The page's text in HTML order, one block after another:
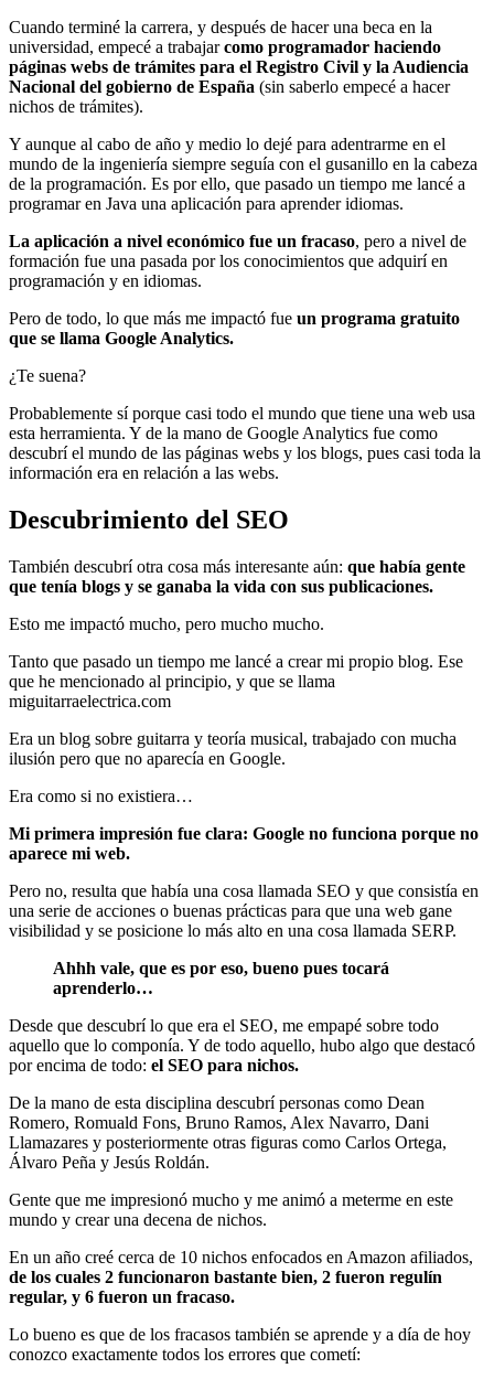
Cuando terminé la carrera, y después de hacer una beca en la
universidad, empecé a trabajarcomo programador haciendo
páginas webs de trámites para el Registro Civil y la Audiencia
Nacional del gobierno de España (sin saberlo empecé a hacer
nichos de trámites).
Y aunque al cabo de año y medio lo dejé para adentrarme en el
mundo de la ingeniería siempre seguía con el gusanillo en la cabeza
de la programación. Es por ello, que pasado un tiempo me lancé a
programar en Java una aplicación para aprender idiomas.
La aplicación a nivel económico fue un fracaso, pero a nivel de
formación fue una pasada por los conocimientos que adquirí en
programación y en idiomas.
Pero de todo, lo que más me impactó fue un programa gratuito
que se llama Google Analytics.
¿Te suena?
Probablemente sí porque casi todo el mundo que tiene una web usa
esta herramienta. Y de la mano de Google Analytics fue como
descubrí el mundo de las páginas webs y los blogs, pues casi toda la
información era en relación a las webs.
Descubrimiento del SEO
También descubrí otra cosa más interesante aún: que había gente
que tenía blogs y se ganaba la vida con sus publicaciones.
Esto me impactó mucho, pero mucho mucho.
Tanto que pasado un tiempo me lancé a crear mi propio blog. Ese
que he mencionado al principio, y que se llama
miguitarraelectrica.com
Era un blog sobre guitarra y teoría musical, trabajado con mucha
ilusión pero que no aparecía en Google.
Era como si no existiera…
Mi primera impresión fue clara: Google no funciona porque no
aparece mi web.
Pero no, resulta que había una cosa llamada SEO y que consistía en
una serie de acciones o buenas prácticas para que una web gane
visibilidad y se posicione lo más alto en una cosa llamada SERP.
Ahhh vale, que es por eso, bueno pues tocará
aprenderlo…
Desde que descubrí lo que era el SEO, me empapé sobre todo
aquello que lo componía. Y de todo aquello, hubo algo que destacó
por encima de todo: el SEO para nichos.
De la mano de esta disciplina descubrí personas como Dean
Romero, Romuald Fons, Bruno Ramos, Alex Navarro, Dani
Llamazares y posteriormente otras figuras como Carlos Ortega,
Álvaro Peña y Jesús Roldán.
Gente que me impresionó mucho y me animó a meterme en este
mundo y crear una decena de nichos.
En un año creé cerca de 10 nichos enfocados en Amazon afiliados,
de los cuales 2 funcionaron bastante bien, 2 fueron regulín
regular, y 6 fueron un fracaso.
Lo bueno es que de los fracasos también se aprende y a día de hoy
conozco exactamente todos los errores que cometí: